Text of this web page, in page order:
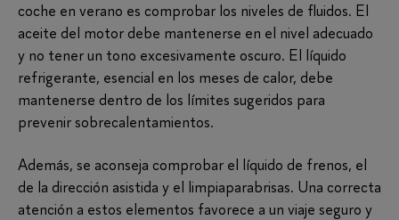
coche en verano es comprobar los niveles de fluidos. El
aceite del motor debe mantenerse en el nivel adecuado
y no tener un tono excesivamente oscuro. El líquido
refrigerante, esencial en los meses de calor, debe
mantenerse dentro de los límites sugeridos para
prevenir sobrecalentamientos.
Además, se aconseja comprobar el líquido de frenos, el
de la dirección asistida y el limpiaparabrisas. Una correcta
atención a estos elementos favorece a un viaje seguro y